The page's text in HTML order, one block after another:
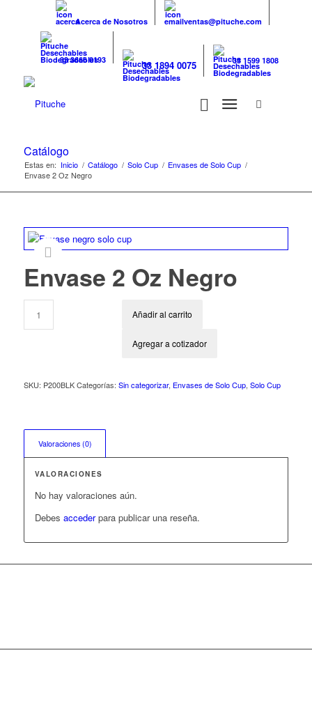
Acerca de Nosotros ventas@pituche.com
33 3666 0193 33 1894 0075 33 1599 1808
Catálogo
Estas en: Inicio / Catálogo / Solo Cup / Envases de Solo Cup /
Envase 2 Oz Negro
Envase 2 Oz Negro
Añadir al carrito
Agregar a cotizador
SKU: P200BLK Categorías: Sin categorizar, Envases de Solo Cup, Solo Cup
Valoraciones (0)
VALORACIONES
No hay valoraciones aún.
Debes accederpara publicar una reseña.